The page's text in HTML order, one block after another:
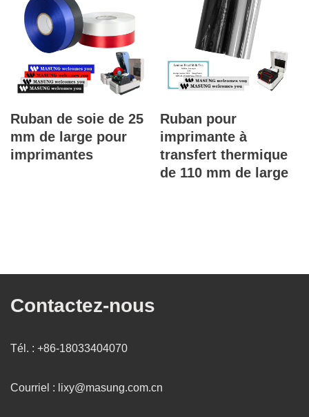
Ruban de soie de 25
mm de large pour
imprimantes
Ruban pour
imprimante à
transfert thermique
de 110 mm de large
Contactez-nous
Tél. : +86-18033404070
Courriel : lixy@masung.com.cn